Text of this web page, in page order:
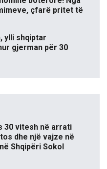
çfarë pritet të
ylli shqiptar
gjerman për 30
30 vitesh në arrati
dhe një vajze në
Shqipëri Sokol